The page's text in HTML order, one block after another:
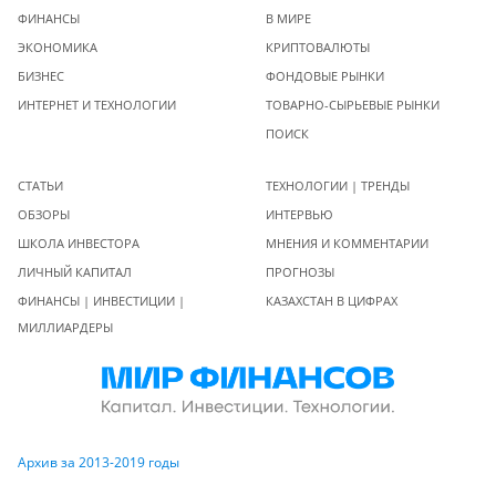
ФИНАНСЫ
ЭКОНОМИКА
БИЗНЕС
ИНТЕРНЕТ И ТЕХНОЛОГИИ
В МИРЕ
КРИПТОВАЛЮТЫ
ФОНДОВЫЕ РЫНКИ
ТОВАРНО-СЫРЬЕВЫЕ РЫНКИ
ПОИСК
СТАТЬИ
ОБЗОРЫ
ШКОЛА ИНВЕСТОРА
ЛИЧНЫЙ КАПИТАЛ
ФИНАНСЫ | ИНВЕСТИЦИИ |
МИЛЛИАРДЕРЫ
ТЕХНОЛОГИИ | ТРЕНДЫ
ИНТЕРВЬЮ
МНЕНИЯ И КОММЕНТАРИИ
ПРОГНОЗЫ
КАЗАХСТАН В ЦИФРАХ
Архив за 2013-2019 годы